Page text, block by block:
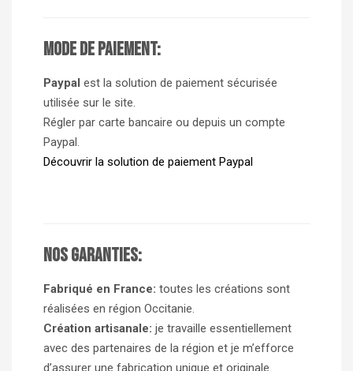
Mode de paiement:
Paypal est la solution de paiement sécurisée
utilisée sur le site.
Régler par carte bancaire ou depuis un compte
Paypal.
Découvrir la solution de paiement Paypal
Nos garanties:
Fabriqué en France: toutes les créations sont
réalisées en région Occitanie.
Création artisanale: je travaille essentiellement
avec des partenaires de la région et je m’efforce
d’assurer une fabrication unique et originale.